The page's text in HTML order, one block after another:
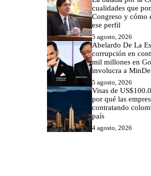
cualidades que
Congreso y cómo
ese perfil
5 agosto, 2026
Abelardo De La
corrupción en
mil millones en
involucra a
5 agosto, 2026
Visas de
por qué las
contratando
país
4 agosto, 2026